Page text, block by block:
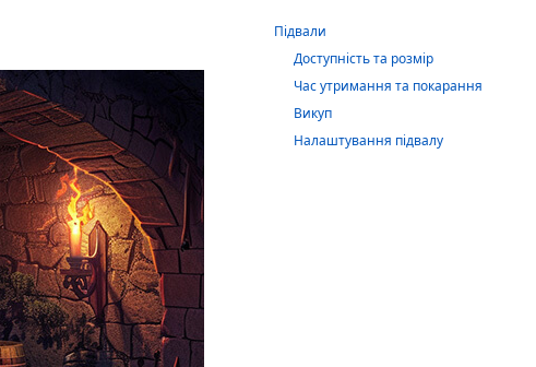
Підвали
Доступність та розмір
Час утримання та покарання
Викуп
Налаштування підвалу